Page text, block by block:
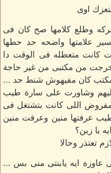
اوى
وطلع كلامها صح كان فى
علامتها واضحه حد حطها
كانت متعطله فى الوقت دا
خرجت من مكتبى من غير حاجة
كان مفيهوش شنط حد ...
وشاورت على سارة طيب
اللى كانت بتشتغل فى
عرفتها منين وعرفت منين
يا زين؟
تعتذر وحالا
عاوزة ايه يابنتى منى بس ...